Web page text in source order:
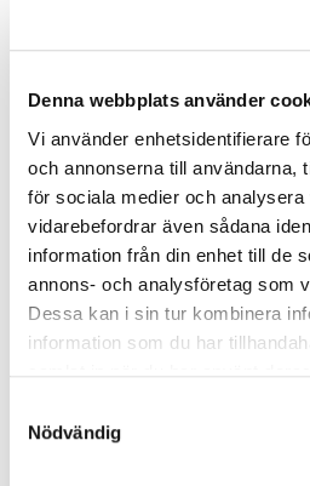
Denna webbplats använder
Vi använder enhetsidentifierare
och annonserna till användarna,
för sociala medier och
vidarebefordrar även sådana
information från din enhet till de
annons- och analysföretag som
Dessa kan i sin tur kombinera
information som du har
Nödvändig